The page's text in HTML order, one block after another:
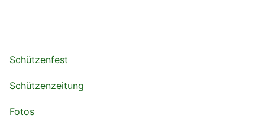
Schützenfest
Schützenzeitung
Fotos